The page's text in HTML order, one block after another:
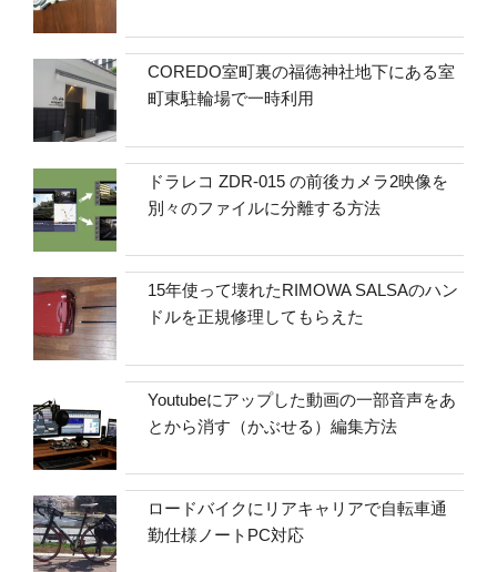
COREDO室町裏の福徳神社地下にある室
町東駐輪場で一時利用
ドラレコ ZDR-015 の前後カメラ2映像を
別々のファイルに分離する方法
15年使って壊れたRIMOWA SALSAのハン
ドルを正規修理してもらえた
Youtubeにアップした動画の一部音声をあ
とから消す（かぶせる）編集方法
ロードバイクにリアキャリアで自転車通
勤仕様ノートPC対応